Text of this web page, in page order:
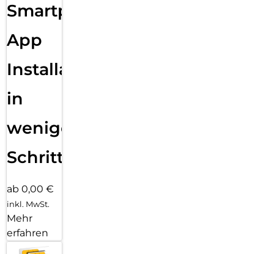
Smartphone
App
Installation
in
wenigen
Schritten
ab 0,00 €
inkl. MwSt.
Mehr
erfahren